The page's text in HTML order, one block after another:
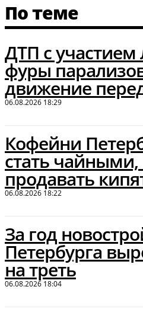
По теме
ДТП с
фуры
движение
06.08.2026 18:29
Кофейни
стать
продавать
06.08.2026 18:22
За год
Петербурга
на треть
06.08.2026 18:04